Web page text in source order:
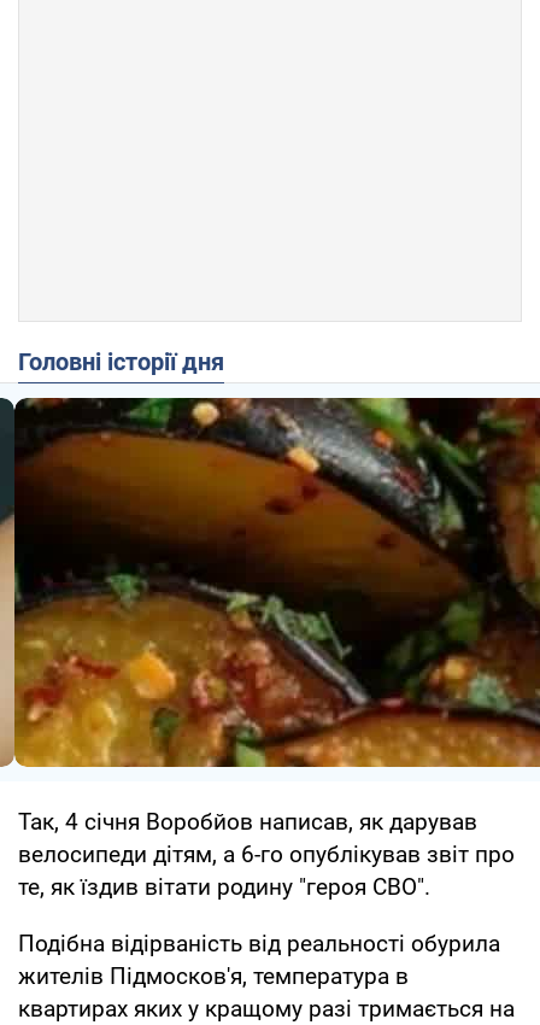
Головні історії дня
Так, 4 січня Воробйов написав, як дарував
велосипеди дітям, а 6-го опублікував звіт про
те, як їздив вітати родину "героя СВО".
Подібна відірваність від реальності обурила
жителів Підмосков'я, температура в
квартирах яких у кращому разі тримається на